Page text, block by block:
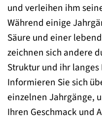
und verleihen ihm
Während einige
Säure und einer
zeichnen sich andere
Struktur und ihr
Informieren Sie sich
einzelnen Jahrgänge,
Ihren Geschmack und